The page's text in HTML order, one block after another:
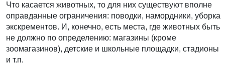
Что касается животных, то для них существуют вполне
оправданные ограничения: поводки, намордники, уборка
экскрементов. И, конечно, есть места, где животных быть
не должно по определению: магазины (кроме
зоомагазинов), детские и школьные площадки, стадионы
и т.п.